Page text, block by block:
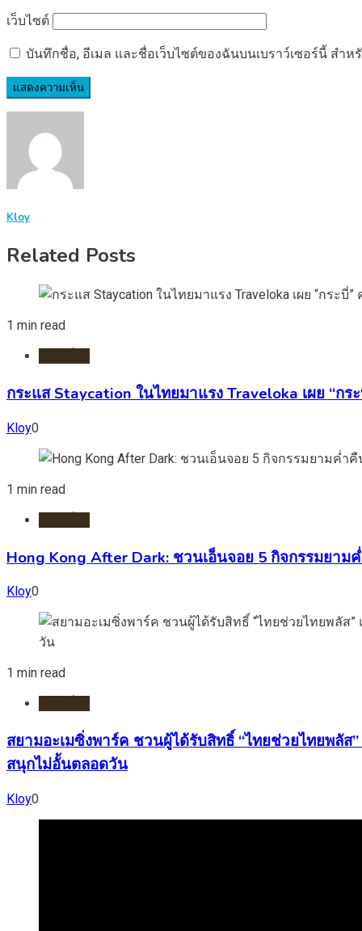
เว็บไซต์
บันทึกชื่อ, อีเมล และชื่อเว็บไซต์ของฉันบนเบราว์เซอร์นี้ สำห
Kloy
Related Posts
1 min read
กระแส Staycation ในไทยมาแรง Traveloka เผย “ก
Kloy0
1 min read
Hong Kong After Dark: ชวนเอ็นจอย 5 กิจกรรมยาม
Kloy0
1 min read
สยามอะเมซิ่งพาร์ค ชวนผู้ได้รับสิทธิ์ “ไทยช่วยไทยพลั
สนุกไม่อั้นตลอดวัน
Kloy0